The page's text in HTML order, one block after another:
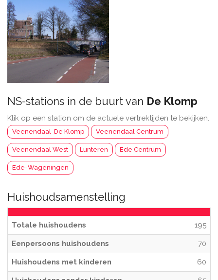
NS-stations in de buurt van De Klomp
Klik op een station om de actuele vertrektijden te bekijken.
Veenendaal-De Klomp Veenendaal Centrum
Veenendaal West Lunteren Ede Centrum
Ede-Wageningen
Huishoudsamenstelling
Totale huishoudens 195
Eenpersoons huishoudens 70
Huishoudens met kinderen 60